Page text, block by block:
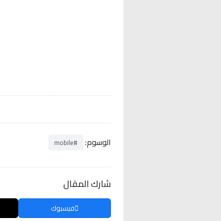
الوسوم: #mobile
شارك المقال
فيسبوك